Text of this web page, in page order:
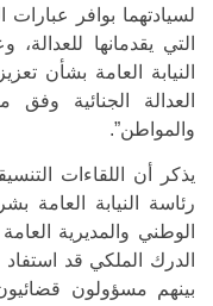
لسيادتهما بوافر
التي يقدمانها
النيابة العامة بشأن
العدالة الجنائية وفق
والمواطن”.
يذكر أن اللقاءات
رئاسة النيابة العامة
الوطني والمديرية
بينهم مسؤولون